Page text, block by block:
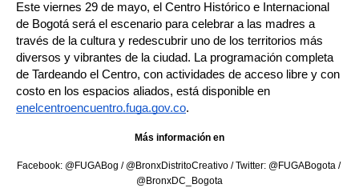
Este viernes 29 de mayo, el Centro Histórico e Internacional
de Bogotá será el escenario para celebrar a las madres a
través de la cultura y redescubrir uno de los territorios más
diversos y vibrantes de la ciudad. La programación completa
de Tardeando el Centro, con actividades de acceso libre y con
enelcentroencuentro.fuga.gov.co.
Más información en
Facebook: @FUGABog / @BronxDistritoCreativo / Twitter: @FUGABogota /
@BronxDC_Bogota